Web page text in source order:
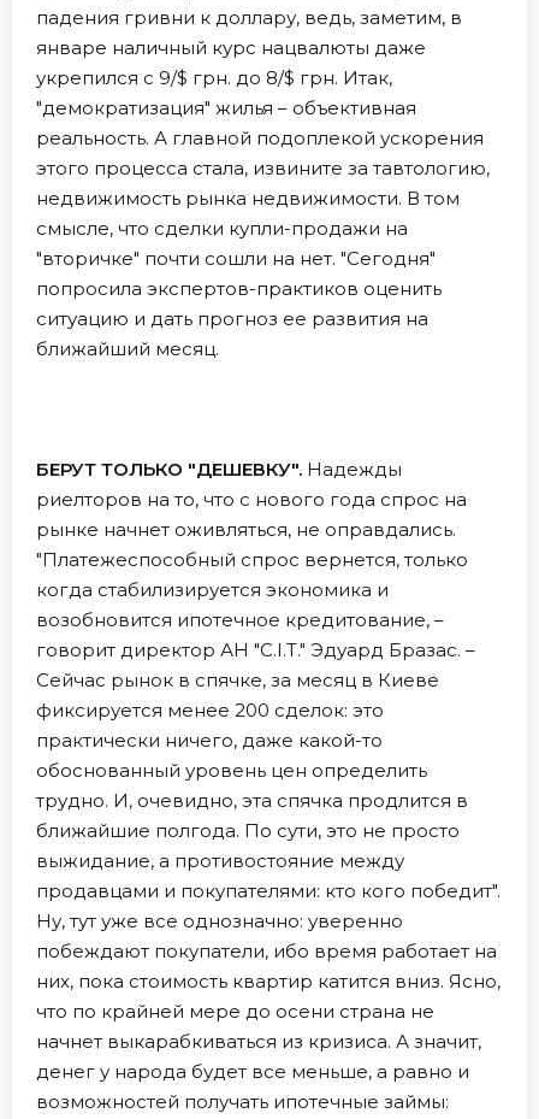
падения гривни к доллару, ведь, заметим, в
январе наличный курс нацвалюты даже
укрепился с 9/$ грн. до 8/$ грн. Итак,
"демократизация" жилья – объективная
реальность. А главной подоплекой ускорения
этого процесса стала, извините за тавтологию,
недвижимость рынка недвижимости. В том
смысле, что сделки купли-продажи на
"вторичке" почти сошли на нет. "Сегодня"
попросила экспертов-практиков оценить
ситуацию и дать прогноз ее развития на
ближайший месяц.
БЕРУТ ТОЛЬКО "ДЕШЕВКУ". Надежды
риелторов на то, что с нового года спрос на
рынке начнет оживляться, не оправдались.
"Платежеспособный спрос вернется, только
когда стабилизируется экономика и
возобновится ипотечное кредитование, –
говорит директор АН "С.І.Т." Эдуард Бразас. –
Сейчас рынок в спячке, за месяц в Киеве
фиксируется менее 200 сделок: это
практически ничего, даже какой-то
обоснованный уровень цен определить
трудно. И, очевидно, эта спячка продлится в
ближайшие полгода. По сути, это не просто
выжидание, а противостояние между
продавцами и покупателями: кто кого победит".
Ну, тут уже все однозначно: уверенно
побеждают покупатели, ибо время работает на
них, пока стоимость квартир катится вниз. Ясно,
что по крайней мере до осени страна не
начнет выкарабкиваться из кризиса. А значит,
денег у народа будет все меньше, а равно и
возможностей получать ипотечные займы: